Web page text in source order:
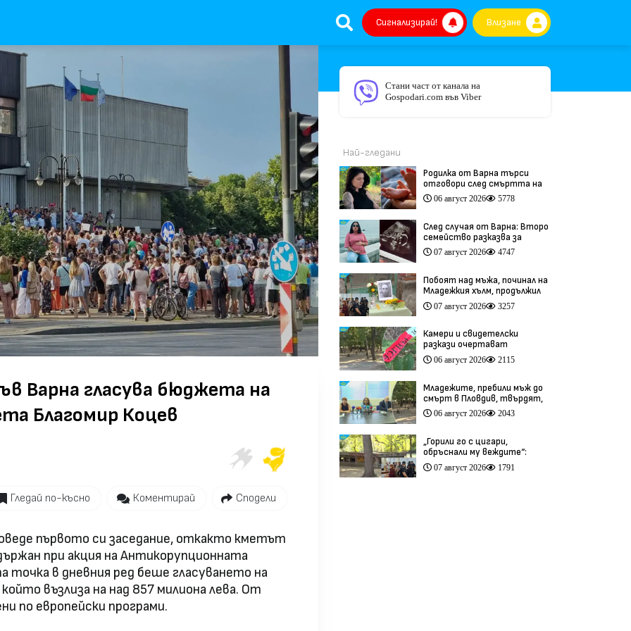
Сигнализирай! Влизане
Варна гласува бюджета на
Благомир Коцев
Гледай по-късно Коментирай Сподели
първото си заседание, откакто кметът
при акция на Антикорупционната
точка в дневния ред беше гласуването на
възлиза на над 857 милиона лева. От
по европейски програми.
Стани част от канала на
Gospodari.com във Viber
Най-гледани
Родилка от Варна търси
отговори след смъртта на
бебето ѝ дни преди секцио
(видео)
06 август 2026 5778
След случая от Варна: Второ
семейство разказва за
трагедия след бременност
при същия лекар (видео)
07 август 2026 4747
Побоят над мъжа, починал на
Младежкия хълм, продължил
повече от час (видео)
07 август 2026 3257
Камери и свидетелски
разкази очертават
хронологията на фаталния
побой край Младежкия хълм
06 август 2026 2115
Младежите, пребили мъж до
смърт в Пловдив, твърдят,
че са „ловци на педофили”
(видео)
06 август 2026 2043
„Горили го с цигари,
обръснали му веждите“:
Побойниците от Пловдив
остават в ареста (видео)
07 август 2026 1791